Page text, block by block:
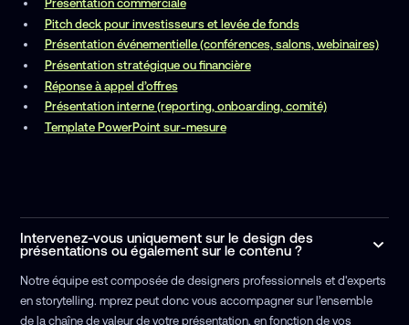
Présentation commerciale
Pitch deck pour investisseurs et levée de fonds
Présentation événementielle (conférences, salons, webinaires)
Présentation stratégique ou financière
Réponse à appel d’offres
Présentation interne (reporting, onboarding, comité)
Template PowerPoint sur-mesure
Intervenez-vous uniquement sur le design des
présentations ou également sur le contenu ?
Notre équipe est composée de designers professionnels et d'experts
en storytelling. mprez peut donc vous accompagner sur l’ensemble
de la chaîne de valeur de votre présentation, en fonction de vos